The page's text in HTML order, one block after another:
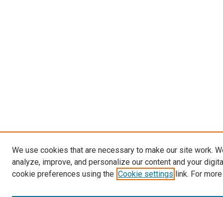
We use cookies that are necessary to make our site work.
analyze, improve, and personalize our content and your
cookie preferences using the Cookie settings link. For